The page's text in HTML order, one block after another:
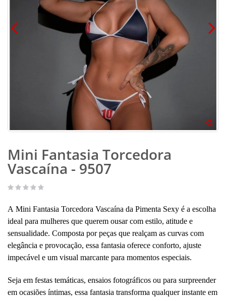
Mini Fantasia Torcedora
Vascaína - 9507
A Mini Fantasia Torcedora Vascaína da Pimenta Sexy é a escolha
ideal para mulheres que querem ousar com estilo, atitude e
sensualidade. Composta por peças que realçam as curvas com
elegância e provocação, essa fantasia oferece conforto, ajuste
impecável e um visual marcante para momentos especiais.
Seja em festas temáticas, ensaios fotográficos ou para surpreender
em ocasiões íntimas, essa fantasia transforma qualquer instante em